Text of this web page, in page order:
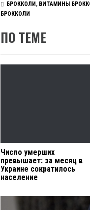
БРОККОЛИ , ВИТАМИНЫ
БРОККОЛИ
ПО ТЕМЕ
Число умерших
превышает: за месяц в
Украине сократилось
население
Навигация